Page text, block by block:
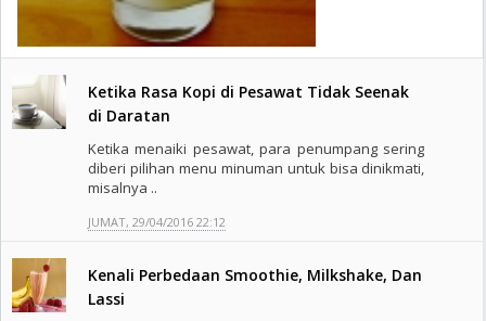
Ketika Rasa Kopi di Pesawat Tidak Seenak
di Daratan
Ketika menaiki pesawat, para penumpang sering
diberi pilihan menu minuman untuk bisa dinikmati,
misalnya ..
JUMAT, 29/04/2016 22:12
Kenali Perbedaan Smoothie, Milkshake, Dan
Lassi